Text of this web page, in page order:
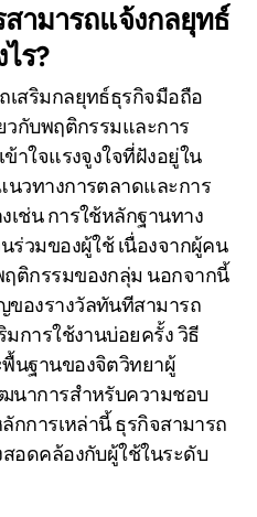
ามารถแจ้งกลยุทธ์
ร?
สริมกลยุทธ์ธุรกิจมือถือ
วกับพฤติกรรมและการ
าใจแรงจูงใจที่ฝังอยู่ใน
วทางการตลาดและการ
ช่น การใช้หลักฐานทาง
ร่วมของผู้ใช้ เนื่องจากผู้คน
ติกรรมของกลุ่ม นอกจากนี้
องรางวัลทันทีสามารถ
การใช้งานบ่อยครั้ง วิธี
นฐานของจิตวิทยาผู้
นาการสำหรับความชอบ
กการเหล่านี้ ธุรกิจสามารถ
อดคล้องกับผู้ใช้ในระดับ